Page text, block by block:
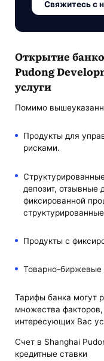
Свяжитесь с
Открытие
Pudong
услуги
Помимо
Продукты для
рисками.
депозит, отзывные
фиксированной
Продукты с
Товарно-биржевые
Тарифы банка могут
множества
интересующих Вас
Счет в Shanghai
кредитные ставки